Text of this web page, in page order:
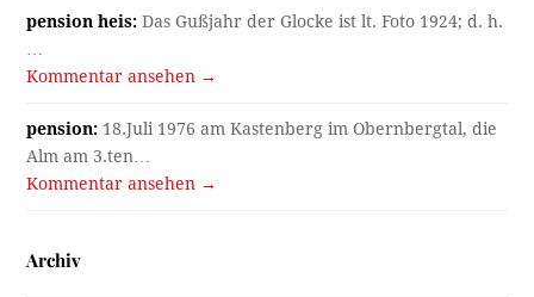
pension heis: Das Gußjahr der Glocke ist lt. Foto 1924; d. h.
Kommentar ansehen →
pension: 18.Juli 1976 am Kastenberg im Obernbergtal, die
Alm am 3.ten…
Kommentar ansehen →
Archiv